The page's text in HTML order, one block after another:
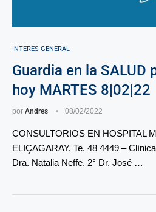
INTERES GENERAL
Guardia en la SALUD
hoy MARTES 8|02|22
por Andres 08/02/2022
CONSULTORIOS EN HOSPITAL
ELIÇAGARAY. Te. 48 4449 –
Dra. Natalia Neffe. 2° Dr. José …